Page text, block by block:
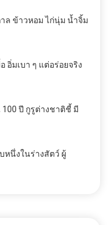
ล ข้าวหอม ไก่นุ่ม น้ำจิ้ม
อิ่มเบา ๆ แต่อร่อยจริง
ปี กูรูต่างชาติชี้ มี
นึ่งในร่างสัตว์ ผู้